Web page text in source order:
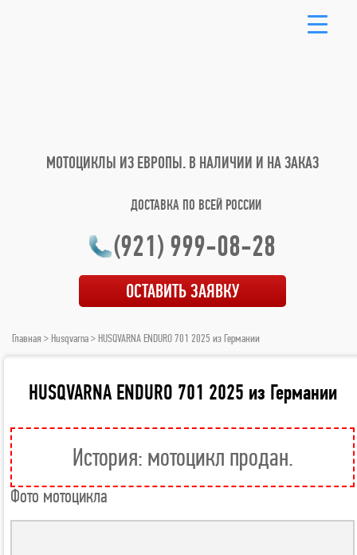
МОТОЦИКЛЫ ИЗ ЕВРОПЫ. В НАЛИЧИИ И НА ЗАКАЗ
ДОСТАВКА ПО ВСЕЙ РОССИИ
(921) 999-08-28
ОСТАВИТЬ ЗАЯВКУ
Главная > Husqvarna> HUSQVARNA ENDURO 701 2025 из Германии
HUSQVARNA ENDURO 701 2025 из Германии
История: мотоцикл продан.
Фото мотоцикла